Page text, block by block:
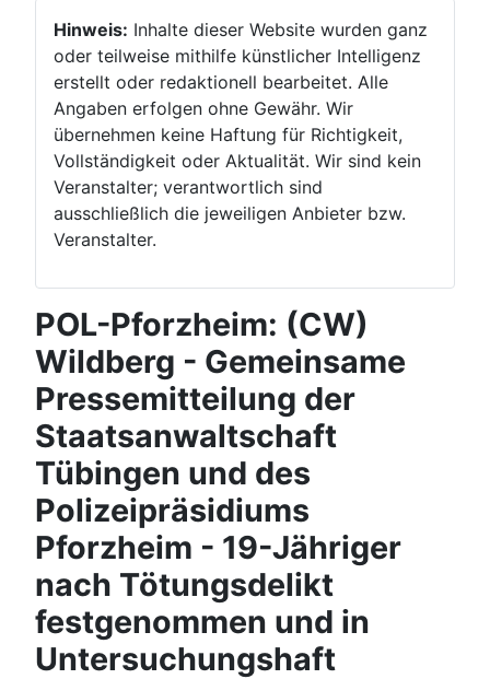
Hinweis: Inhalte dieser Website wurden ganz
oder teilweise mithilfe künstlicher Intelligenz
erstellt oder redaktionell bearbeitet. Alle
Angaben erfolgen ohne Gewähr. Wir
übernehmen keine Haftung für Richtigkeit,
Vollständigkeit oder Aktualität. Wir sind kein
Veranstalter; verantwortlich sind
ausschließlich die jeweiligen Anbieter bzw.
Veranstalter.
POL-Pforzheim: (CW)
Wildberg - Gemeinsame
Pressemitteilung der
Staatsanwaltschaft
Tübingen und des
Polizeipräsidiums
Pforzheim - 19-Jähriger
nach Tötungsdelikt
festgenommen und in
Untersuchungshaft